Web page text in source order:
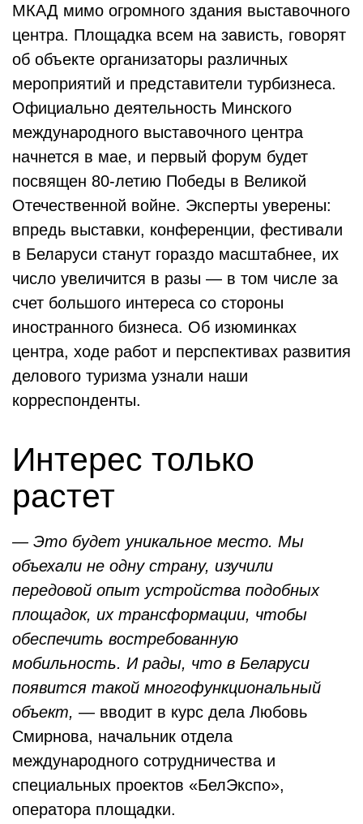
МКАД мимо огромного здания выставочного
центра. Площадка всем на зависть, говорят
об объекте организаторы различных
мероприятий и представители турбизнеса.
Официально деятельность Минского
международного выставочного центра
начнется в мае, и первый форум будет
посвящен 80‑летию Победы в Великой
Отечественной войне. Эксперты уверены:
впредь выставки, конференции, фестивали
в Беларуси станут гораздо масштабнее, их
число увеличится в разы — в том числе за
счет большого интереса со стороны
иностранного бизнеса. Об изюминках
центра, ходе работ и перспективах развития
делового туризма узнали наши
корреспонденты.
Интерес только
растет
— Это будет уникальное место. Мы
объехали не одну страну, изучили
передовой опыт устройства подобных
площадок, их трансформации, чтобы
обеспечить востребованную
мобильность. И рады, что в Беларуси
появится такой многофункциональный
объект, — вводит в курс дела Любовь
Смирнова, начальник отдела
международного сотрудничества и
специальных проектов «БелЭкспо»,
оператора площадки.